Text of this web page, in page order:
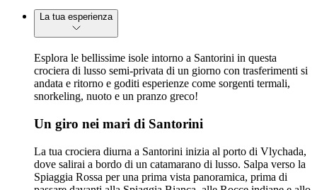
La tua esperienza
Esplora le bellissime isole intorno a Santorini in questa
crociera di lusso semi-privata di un giorno con trasferimenti si
andata e ritorno e goditi esperienze come sorgenti termali,
snorkeling, nuoto e un pranzo greco!
Un giro nei mari di Santorini
La tua crociera diurna a Santorini inizia al porto di Vlychada,
dove salirai a bordo di un catamarano di lusso. Salpa verso la
Spiaggia Rossa per una prima vista panoramica, prima di